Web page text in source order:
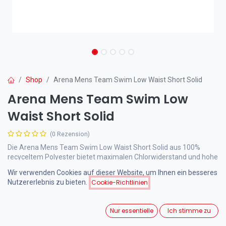
Shop Arena Mens Team Swim Low Waist Short Solid
Arena Mens Team Swim Low
Waist Short Solid
(0 Rezension)
Die Arena Mens Team Swim Low Waist Short Solid aus 100%
recyceltem Polyester bietet maximalen Chlorwiderstand und hohe
mit 14 cm Länge und elastischen Beinabschlüssen.
Wir verwenden Cookies auf dieser Website, um Ihnen ein besseres
Nutzererlebnis zu bieten.
Cookie-Richtlinien
Nur essentielle Ich stimme zu